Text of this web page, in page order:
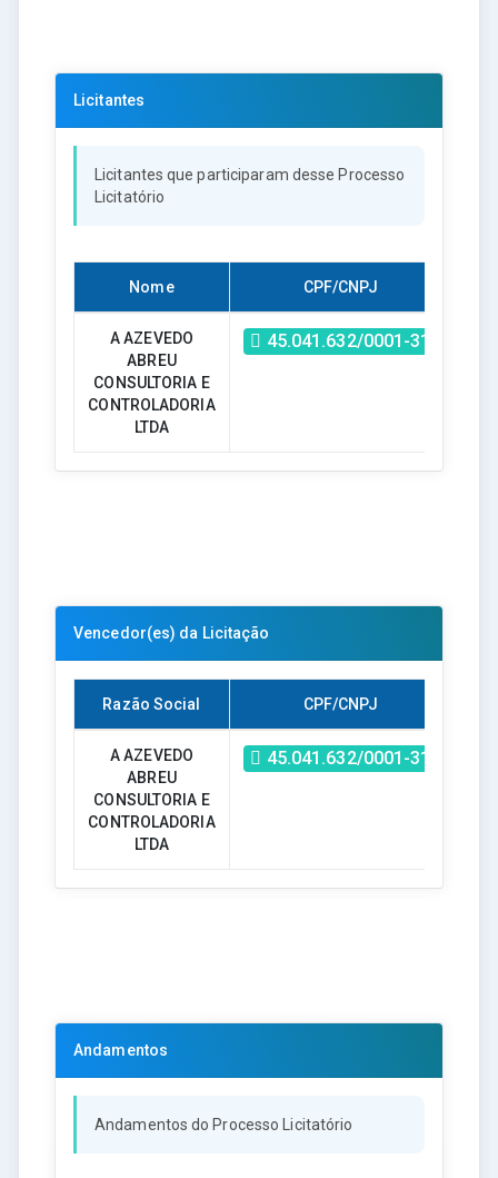
Licitantes
Licitantes que participaram desse Processo
Licitatório
Nome CPF/CNPJ
A AZEVEDO
ABREU
CONSULTORIA E
CONTROLADORIA
LTDA
45.041.632/0001-31
Vencedor(es) da Licitação
Razão Social CPF/CNPJ
A AZEVEDO
ABREU
CONSULTORIA E
CONTROLADORIA
LTDA
45.041.632/0001-31
Andamentos
Andamentos do Processo Licitatório